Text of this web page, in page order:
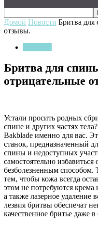
Домой Новости Бритва
отзывы.
Бритва для
отрицательные
Устали просить родных
спине и других частях
Bakblade именно для вас.
станок, предназначенный
спины и недоступных
самостоятельно
безболезненным способом.
тем, чтобы кожа всегда
этом не потребуются
а также лазерное удаление
лезвия бритвы обеспечат
качественное бритье даже